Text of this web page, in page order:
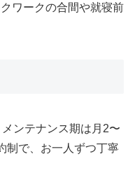
ワークの合間や就寝前
ンテナンス期は月2〜
制で、お一人ずつ丁寧